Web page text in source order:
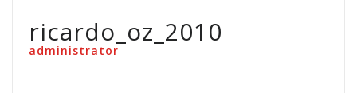
ricardo_oz_2010
administrator